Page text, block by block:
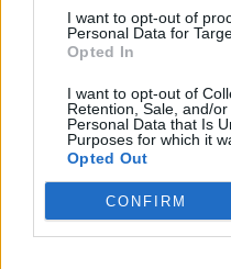
I want to opt-out of
Personal Data for
Opted In
I want to opt-out of
Retention, Sale, and/
Personal Data that Is
Purposes for which it
Opted Out
CONFIRM
αμέσως.
που μπορεί να
διορθώσει τις
όμορφα
αναπληρώσει τον
χαμένη ελαστικότητα